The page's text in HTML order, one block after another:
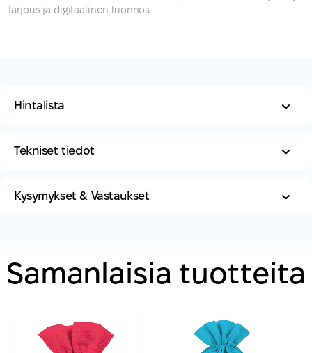
tarjous ja digitaalinen luonnos.
Hintalista
Tekniset tiedot
Kysymykset & Vastaukset
Samanlaisia ​​tuotteita